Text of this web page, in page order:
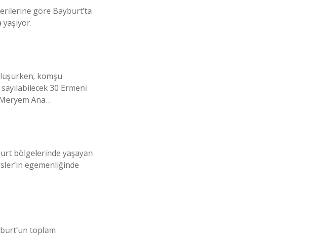
göre Bayburt’ta
komşu
30 Ermeni
Ana…
bölgelerinde yaşayan
egemenliğinde
toplam